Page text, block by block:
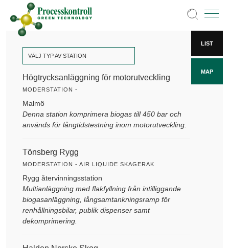
LIST
MAP
VÄLJ TYP AV STATION
Högtrycksanläggning för motorutveckling
MODERSTATION -
Malmö
Denna station komprimera biogas till 450 bar och
används för långtidstestning inom motorutveckling.
Tönsberg Rygg
MODERSTATION - AIR LIQUIDE SKAGERAK
Rygg återvinningsstation
Multianläggning med flakfyllning från intilliggande
biogasanläggning, långsamtankningsramp för
renhållningsbilar, publik dispenser samt
dekomprimering.